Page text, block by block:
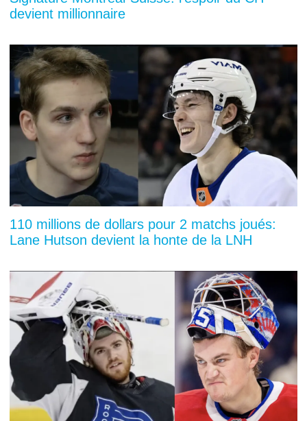
devient millionnaire
110 millions de dollars pour 2 matchs joués:
Lane Hutson devient la honte de la LNH